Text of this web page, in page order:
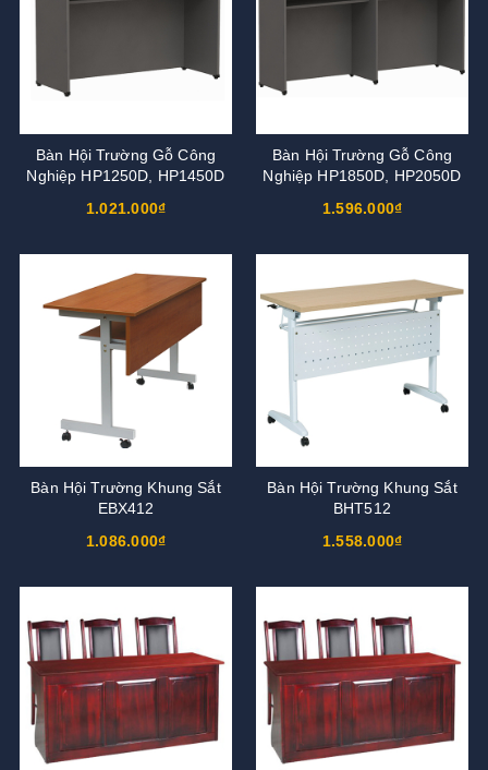
Bàn Hội Trường Gỗ Công
Nghiệp HP1250D, HP1450D
1.021.000₫
Bàn Hội Trường Gỗ Công
Nghiệp HP1850D, HP2050D
1.596.000₫
Bàn Hội Trường Khung Sắt
EBX412
1.086.000₫
Bàn Hội Trường Khung Sắt
BHT512
1.558.000₫